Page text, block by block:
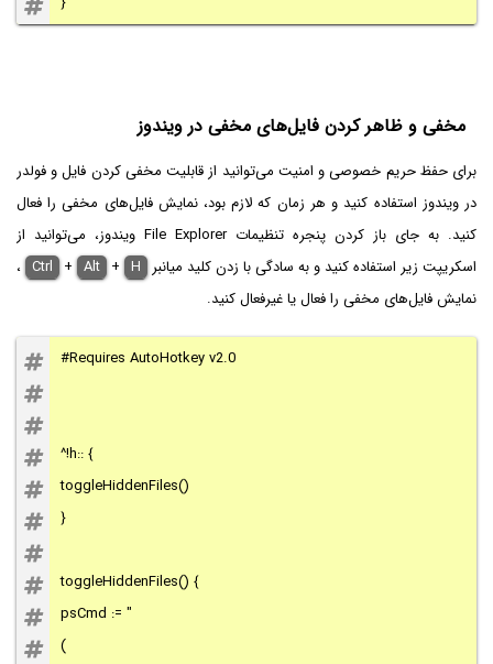
مخفی و ظاهر کردن فایل‌های مخفی در ویندوز
برای حفظ حریم خصوصی و امنیت می‌توانید از قابلیت مخفی کردن فایل و فولدر
در ویندوز استفاده کنید و هر زمان که لازم بود، نمایش فایل‌های مخفی را فعال
کنید. به جای باز کردن پنجره تنظیمات File Explorer ویندوز، می‌توانید از
اسکریپت زیر استفاده کنید و به سادگی با زدن کلید میانبر
Ctrl + Alt + H
،
نمایش فایل‌های مخفی را فعال یا غیرفعال کنید.
#Requires AutoHotkey v2.0
^!h:: {
toggleHiddenFiles()
}
toggleHiddenFiles() {
psCmd := "
(